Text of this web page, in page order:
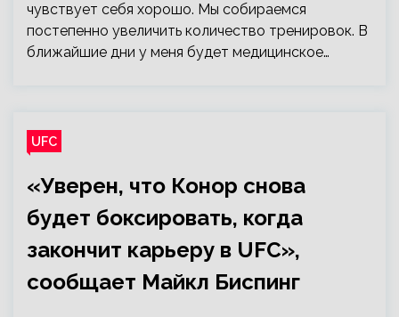
чувствует себя хорошо. Мы собираемся
постепенно увеличить количество тренировок. В
ближайшие дни у меня будет медицинское…
UFC
«Уверен, что Конор снова
будет боксировать, когда
закончит карьеру в UFС»,
сообщает Майкл Биспинг